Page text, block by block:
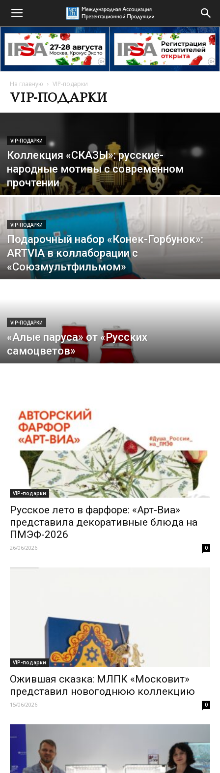
На главную VIP-подарки
VIP-ПОДАРКИ
VIP-ПОДАРКИ
Коллекция «СКАЗЫ»: русские-
народные мотивы с современном
прочтении
VIP-ПОДАРКИ
Подарочный набор «Конек-Горбунок»:
ARTVIA в коллаборации с
«Союзмультфильмом»
VIP-ПОДАРКИ
«Алые паруса» от «Русских
самоцветов»
VIP-подарки
Русское лето в фарфоре: «Арт-Виа»
представила декоративные блюда на
ПМЭФ-2026
26/06/2026 0
VIP-подарки
Ожившая сказка: МЛПК «Московит»
представил новогоднюю коллекцию
15/06/2026 0